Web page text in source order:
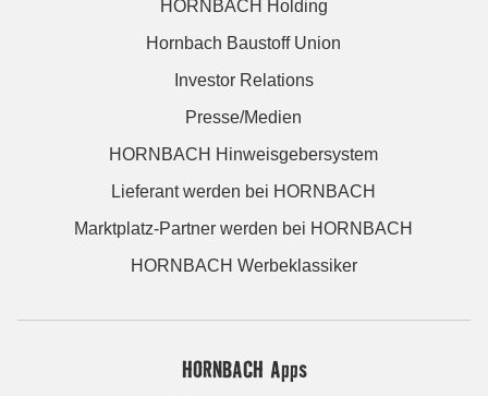
HORNBACH Holding
Hornbach Baustoff Union
Investor Relations
Presse/Medien
HORNBACH Hinweisgebersystem
Lieferant werden bei HORNBACH
Marktplatz-Partner werden bei HORNBACH
HORNBACH Werbeklassiker
HORNBACH Apps